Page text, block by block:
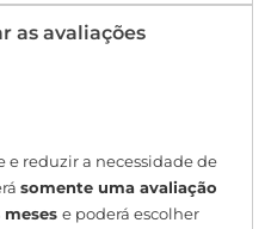
as avaliações
e reduzir a necessidade de
somente uma avaliação
meses e poderá escolher